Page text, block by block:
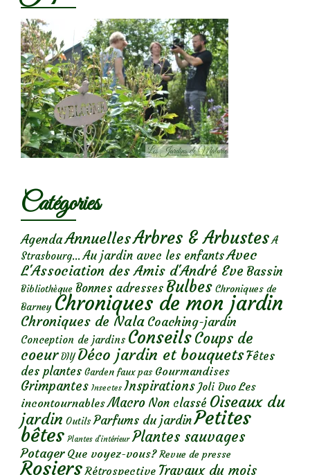
Catégories
AgendaAnnuellesArbres & Arbustes A
Strasbourg... Au jardin avec les enfantsAvec
L'Association des Amis d'André Eve Bassin
Bibliothèque Bonnes adresses Bulbes Chroniques de
Barney Chroniques de mon jardin
Chroniques de Nala Coaching-jardin
Conception de jardins ConseilsCoups de
coeur DIY Déco jardin et bouquetsFêtes
des plantes Garden faux pas Gourmandises
Grimpantes Insectes Inspirations Joli Duo Les
incontournables Macro Non classé Oiseaux du
jardin Outils Parfums du jardinPetites
bêtes Plantes d’intérieur Plantes sauvages
Potager Que voyez-vous? Revue de presse
Rosiers Rétrospective Travaux du mois